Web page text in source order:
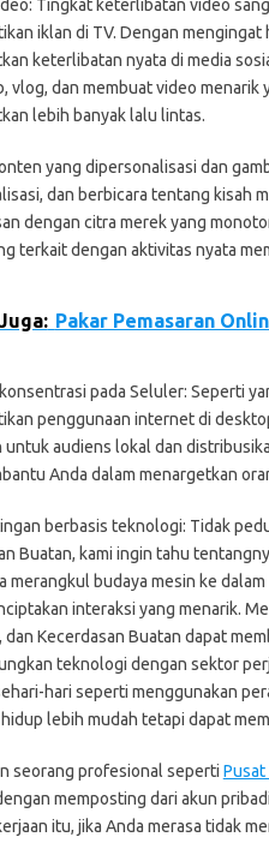
Tingkat keterlibatan video
iklan di TV. Dengan mengingat
keterlibatan nyata di media
vlog, dan membuat video
lebih banyak lalu lintas.
yang dipersonalisasi dan
dan berbicara tentang kisah
dengan citra merek yang
terkait dengan aktivitas nyata
Pakar Pemasaran
pada Seluler: Seperti
penggunaan internet di
untuk audiens lokal dan
Anda dalam menargetkan
berbasis teknologi: Tidak
Buatan, kami ingin tahu
merangkul budaya mesin ke
interaksi yang menarik.
Kecerdasan Buatan dapat
teknologi dengan sektor
hari seperti menggunakan
lebih mudah tetapi dapat
seorang profesional seperti Pusat
memposting dari akun
itu, jika Anda merasa tidak